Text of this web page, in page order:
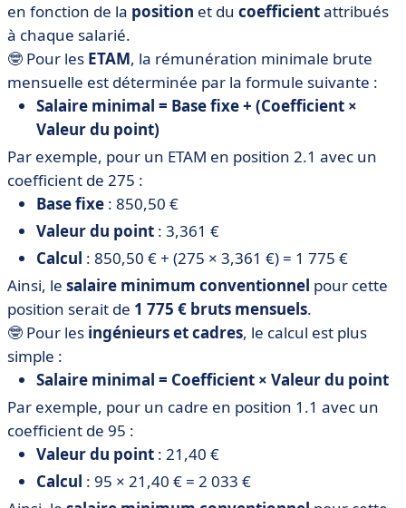
en fonction de la position et du coefficientattribués
à chaque salarié.
🤓 Pour les ETAM, la rémunération minimale brute
mensuelle est déterminée par la formule suivante :
Salaire minimal = Base fixe + (Coefficient ×
Valeur du point)
Par exemple, pour un ETAM en position 2.1 avec un
coefficient de 275 :
Base fixe : 850,50 €
Valeur du point : 3,361 €
Calcul : 850,50 € + (275 × 3,361 €) = 1 775 €
Ainsi, le salaire minimum conventionnel pour cette
position serait de 1 775 € bruts mensuels.
🤓 Pour les ingénieurs et cadres, le calcul est plus
simple :
Salaire minimal = Coefficient × Valeur du point
Par exemple, pour un cadre en position 1.1 avec un
coefficient de 95 :
Valeur du point : 21,40 €
Calcul : 95 × 21,40 € = 2 033 €